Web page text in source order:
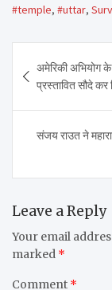
#temple, #uttar,
अमेरिकी अभियोग
प्रस्तावित सौदे कर
संजय राउत ने
Leave a Reply
Your email
marked *
Comment *